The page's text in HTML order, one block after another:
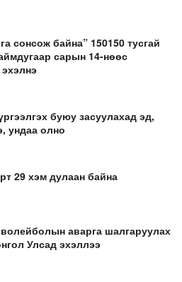
сонсож байна” 150150 тусгай
сарын 14-нөөс
буюу засуулахад эд,
ундаа олно
29 хэм дулаан байна
аварга шалгаруулах
Улсад эхэллээ